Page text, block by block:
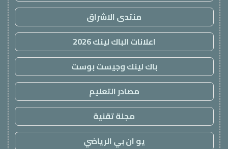
منتدى الاشراق
اعلانات الباك لينك 2026
باك لينك وجيست بوست
مصادر التعليم
مجلة تقنية
يو ان بي الرياضي